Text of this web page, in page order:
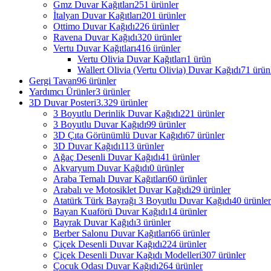
Gmz Duvar Kağıtları251 ürünler
İtalyan Duvar Kağıtları201 ürünler
Ottimo Duvar Kağıdı226 ürünler
Ravena Duvar Kağıdı320 ürünler
Vertu Duvar Kağıtları416 ürünler
Vertu Olivia Duvar Kağıtları1 ürün
Wallert Olivia (Vertu Olivia) Duvar Kağıdı71
Gergi Tavan96 ürünler
Yardımcı Ürünler3 ürünler
3D Duvar Posteri3.329 ürünler
3 Boyutlu Derinlik Duvar Kağıdı221 ürünler
3 Boyutlu Duvar Kağıdı99 ürünler
3D Çıta Görünümlü Duvar Kağıdı67 ürünler
3D Duvar Kağıdı113 ürünler
Ağaç Desenli Duvar Kağıdı41 ürünler
Akvaryum Duvar Kağıdı0 ürünler
Araba Temalı Duvar Kağıtları60 ürünler
Arabalı ve Motosiklet Duvar Kağıdı29 ürünler
Atatürk Türk Bayrağı 3 Boyutlu Duvar Kağıdı40 ürünler
Bayan Kuaförü Duvar Kağıdı14 ürünler
Bayrak Duvar Kağıdı3 ürünler
Berber Salonu Duvar Kağıtları66 ürünler
Çiçek Desenli Duvar Kağıdı224 ürünler
Çiçek Desenli Duvar Kağıdı Modelleri307 ürünler
Çocuk Odası Duvar Kağıdı264 ürünler